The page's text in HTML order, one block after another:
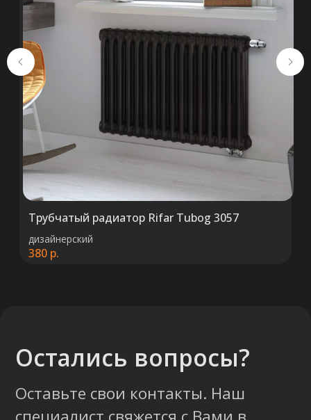
Трубчатый радиатор Rifar Tubog 3057
дизайнерский
380 р.
ООО «ТермоАльянс», РБ, 220062, г.
Минск пр-т Победителей 131, оф.68 УНП
5000 2027 0000, в ЗАО «Альфа-Банк»,